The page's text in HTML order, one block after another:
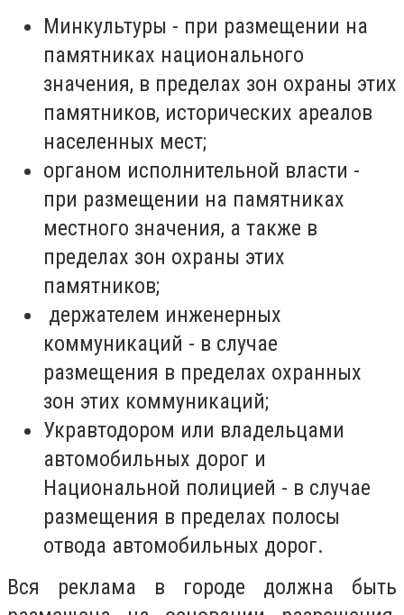
Минкультуры - при размещении на
памятниках национального
значения, в пределах зон охраны этих
памятников, исторических ареалов
населенных мест;
органом исполнительной власти -
при размещении на памятниках
местного значения, а также в
пределах зон охраны этих
памятников;
держателем инженерных
коммуникаций - в случае
размещения в пределах охранных
зон этих коммуникаций;
Укравтодором или владельцами
автомобильных дорог и
Национальной полицией - в случае
размещения в пределах полосы
отвода автомобильных дорог.
Вся реклама в городе должна быть